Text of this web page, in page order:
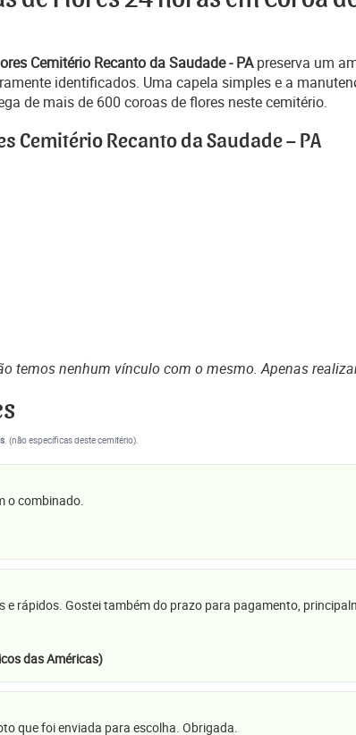
Cemitério Recanto da Saudade - PApreserva um
identificados. Uma capela simples e a
de mais de 600 coroas de flores neste cemitério.
Cemitério Recanto da Saudade – PA
temos nenhum vínculo com o mesmo. Apenas
. (não específicas deste cemitério).
o combinado.
e rápidos. Gostei também do prazo para pagamento,
das Américas)
que foi enviada para escolha. Obrigada.